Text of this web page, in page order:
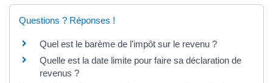
Questions ? Réponses !
Quel est le barème de l'impôt sur le revenu ?
Quelle est la date limite pour faire sa déclaration de
revenus ?